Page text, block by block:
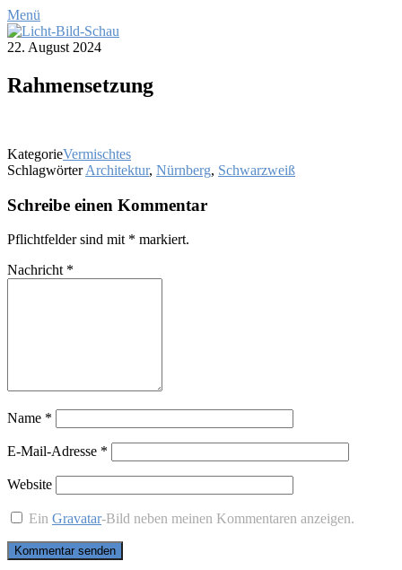
Menü
22. August 2024
Rah­men­set­zung
KategorieVermischtes
Schlagwörter Architektur, Nürnberg, Schwarzweiß
Schreibe einen Kommentar
Pflichtfelder sind mit * markiert.
Nachricht *
Name *
E-Mail-Adresse *
Website
EinGravatar-Bild neben meinen Kommentaren anzeigen.